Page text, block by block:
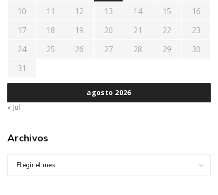
agosto 2026
10 11 12 13 14 15
16
17
18 19 20 21 22
23
24
25 26 27 28 29
30
31
« Jul
Archivos
Elegir el mes